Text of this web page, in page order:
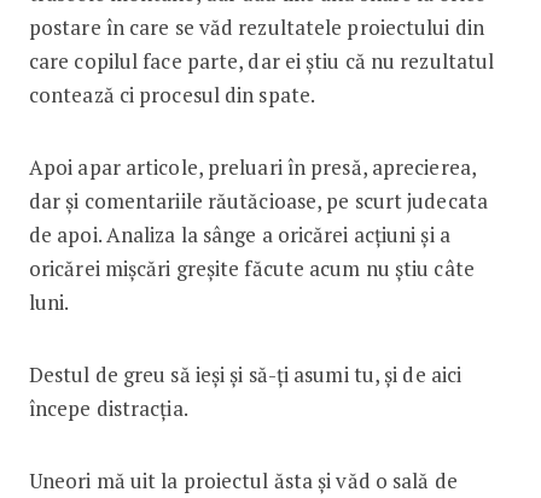
postare în care se văd rezultatele proiectului din
care copilul face parte, dar ei știu că nu rezultatul
contează ci procesul din spate.
Apoi apar articole, preluari în presă, aprecierea,
dar și comentariile răută­cioase, pe scurt judecata
de apoi. Analiza la sânge a oricărei acțiuni și a
oricărei mișcări greșite făcute acum nu știu câte
luni.
Destul de greu să ieși și să-ți asumi tu, și de aici
începe distracția.
Uneori mă uit la proiectul ăsta și văd o sală de